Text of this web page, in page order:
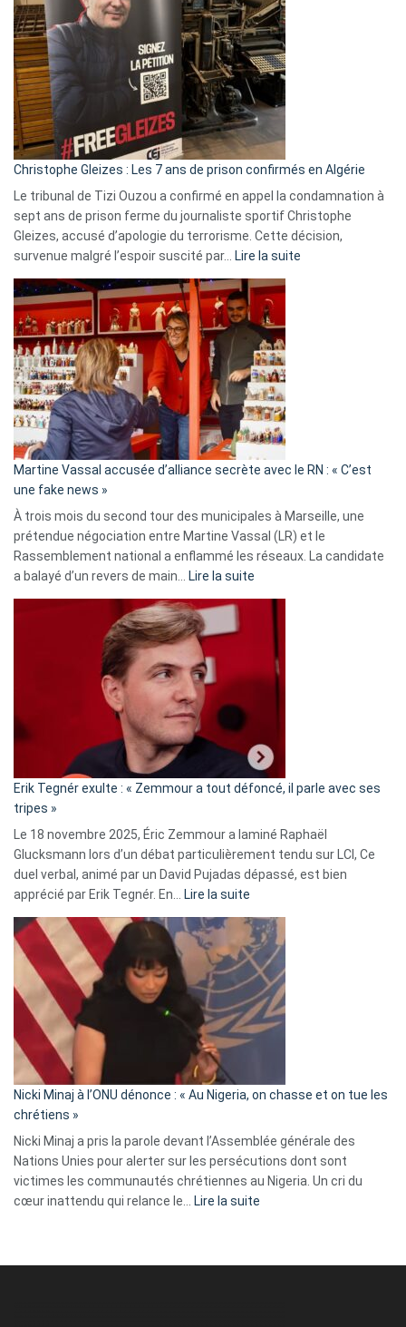
Espagne,
Irlande
et
Slovénie
rejettent
la
présence
d’Israël
Christophe Gleizes : Les 7 ans de prison confirmés en Algérie
Le tribunal de Tizi Ouzou a confirmé en appel la condamnation à
sept ans de prison ferme du journaliste sportif Christophe
Gleizes, accusé d’apologie du terrorisme. Cette décision,
survenue malgré l’espoir suscité par…
Lire la suite
Algérie
Martine Vassal accusée d’alliance secrète avec le RN : « C’est
une fake news »
À trois mois du second tour des municipales à Marseille, une
prétendue négociation entre Martine Vassal (LR) et le
Rassemblement national a enflammé les réseaux. La candidate
a balayé d’un revers de main…
Lire la suite
d’alliance
secrète
«
C’est
fake
news
»
Erik Tegnér exulte : « Zemmour a tout défoncé, il parle avec ses
tripes »
Le 18 novembre 2025, Éric Zemmour a laminé Raphaël
Glucksmann lors d’un débat particulièrement tendu sur LCI, Ce
duel verbal, animé par un David Pujadas dépassé, est bien
apprécié par Erik Tegnér. En…
Lire la suite
Tegnér
exulte
« Zemmour
a
tout
parle
ses
tripes »
Nicki Minaj à l’ONU dénonce : « Au Nigeria, on chasse et on tue les
chrétiens »
Nicki Minaj a pris la parole devant l’Assemblée générale des
Nations Unies pour alerter sur les persécutions dont sont
victimes les communautés chrétiennes au Nigeria. Un cri du
cœur inattendu qui relance le…
Lire la suite